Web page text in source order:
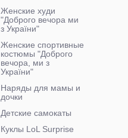
Женские худи
"Доброго вечора ми
з України"
Женские спортивные
костюмы "Доброго
вечора, ми з
України"
Наряды для мамы и
дочки
Детские самокаты
Куклы LoL Surprise